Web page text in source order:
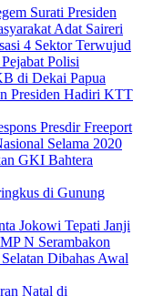
Surati Presiden
Adat Saireri
4 Sektor Terwujud
Polisi
di Dekai Papua
Presiden Hadiri KTT
Presdir Freeport
Selama 2020
GKI Bahtera
di Gunung
Jokowi Tepati Janji
N Serambakon
Dibahas Awal
Natal di